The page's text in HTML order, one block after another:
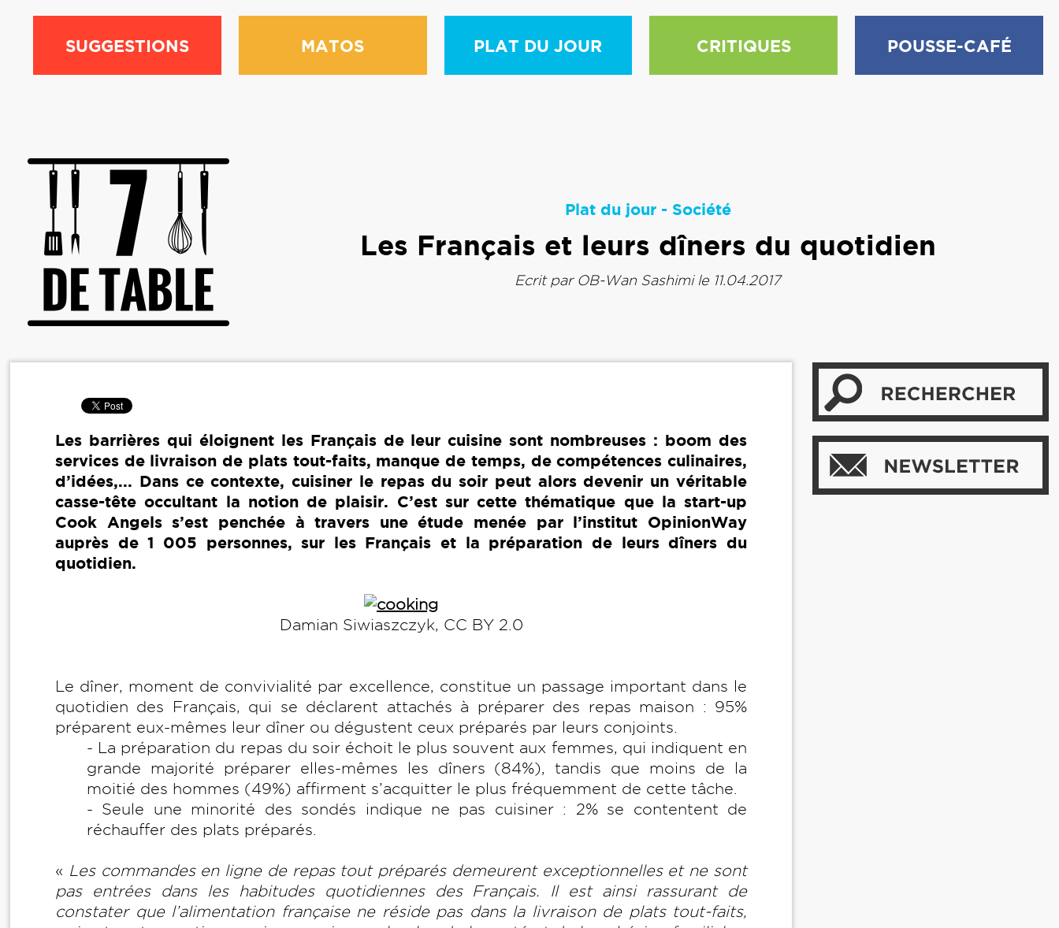
SUGGESTIONS MATOS PLAT DU JOUR CRITIQUES POUSSE-CAFÉ
Plat du jour- Société
Les Français et leurs dîners du quotidien
Ecrit par OB-Wan Sashimile 11.04.2017
Les barrières qui éloignent les Français de leur cuisine sont nombreuses : boom des
services de livraison de plats tout-faits, manque de temps, de compétences culinaires,
d’idées,... Dans ce contexte, cuisiner le repas du soir peut alors devenir un véritable
casse-tête occultant la notion de plaisir. C’est sur cette thématique que la start-up
Cook Angels s’est penchée à travers une étude menée par l’institut OpinionWay
auprès de 1 005 personnes, sur les Français et la préparation de leurs dîners du
quotidien.
Damian Siwiaszczyk, CC BY 2.0
Le dîner, moment de convivialité par excellence, constitue un passage important dans le
quotidien des Français, qui se déclarent attachés à préparer des repas maison : 95%
préparent eux-mêmes leur dîner ou dégustent ceux préparés par leurs conjoints.
- La préparation du repas du soir échoit le plus souvent aux femmes, qui indiquent en
grande majorité préparer elles-mêmes les dîners (84%), tandis que moins de la
moitié des hommes (49%) affirment s’acquitter le plus fréquemment de cette tâche.
- Seule une minorité des sondés indique ne pas cuisiner : 2% se contentent de
réchauffer des plats préparés.
« Les commandes en ligne de repas tout préparés demeurent exceptionnelles et ne sont
pas entrées dans les habitudes quotidiennes des Français. Il est ainsi rassurant de
constater que l’alimentation française ne réside pas dans la livraison de plats tout-faits,